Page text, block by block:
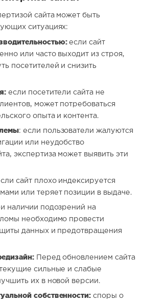
сайта может быть
ситуациях:
если сайт
или часто выходит из строя,
посетителей и снизить
если посетители сайта не
может потребоваться
опыта и контента.
: если пользователи жалуются
или неудобство
экспертиза может выявить эти
сайт плохо индексируется
или теряет позиции в выдаче.
наличии подозрений на
необходимо провести
данных и предотвращения
Перед обновлением сайта
сильные и слабые
их в новой версии.
собственности: споры о